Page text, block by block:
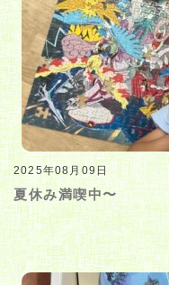
2025年08月09日
夏休み満喫中〜